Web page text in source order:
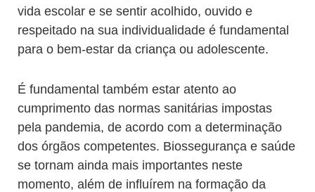
vida escolar e se sentir acolhido, ouvido e
respeitado na sua individualidade é fundamental
para o bem-estar da criança ou adolescente.
É fundamental também estar atento ao
cumprimento das normas sanitárias impostas
pela pandemia, de acordo com a determinação
dos órgãos competentes. Biossegurança e saúde
se tornam ainda mais importantes neste
momento, além de influírem na formação da